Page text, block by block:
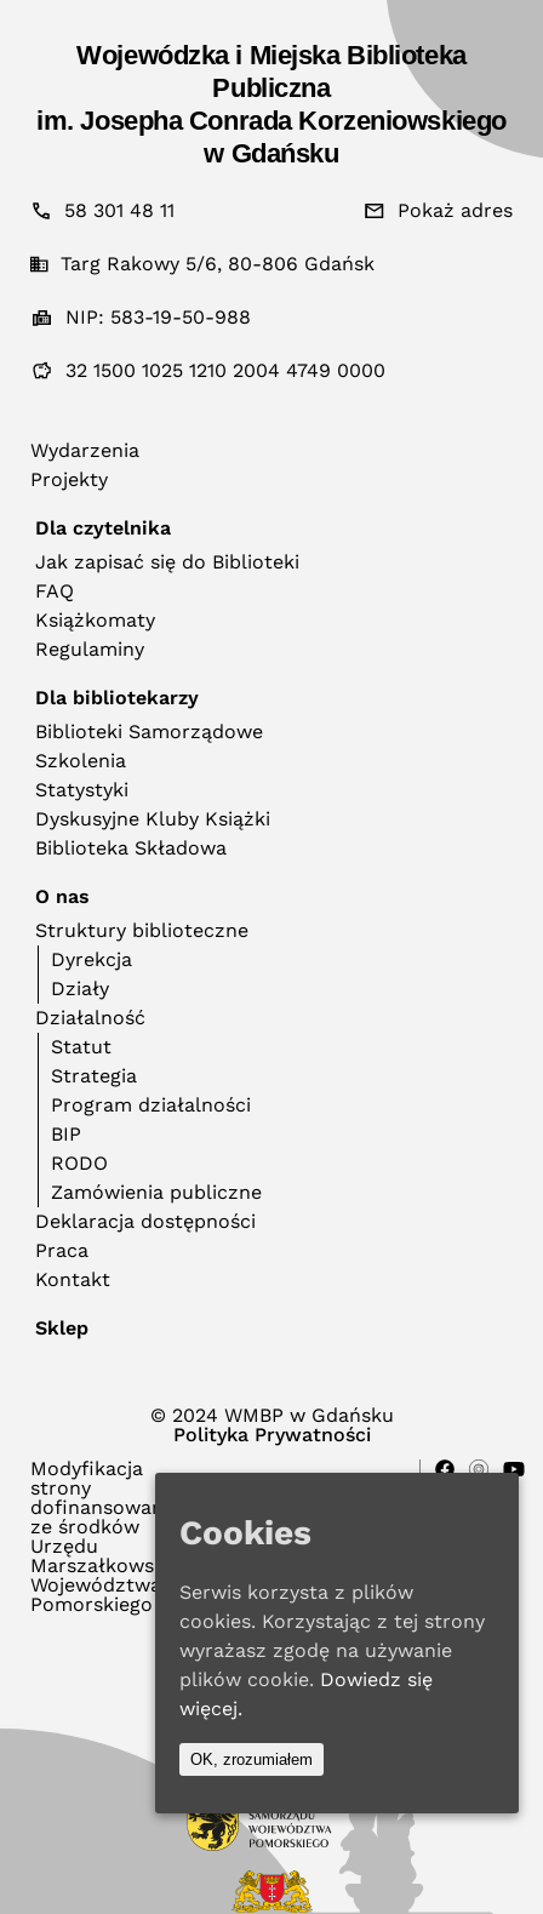
Wojewódzka i Miejska Biblioteka
Publiczna
im. Josepha Conrada Korzeniowskiego
w Gdańsku
58 301 48 11 Pokaż adres
Targ Rakowy 5/6, 80-806 Gdańsk
NIP: 583-19-50-988
32 1500 1025 1210 2004 4749 0000
Wydarzenia
Projekty
Dla czytelnika
Jak zapisać się do Biblioteki
FAQ
Książkomaty
Regulaminy
Dla bibliotekarzy
Biblioteki Samorządowe
Szkolenia
Statystyki
Dyskusyjne Kluby Książki
Biblioteka Składowa
O nas
Struktury biblioteczne
Dyrekcja
Działy
Działalność
Statut
Strategia
Program działalności
BIP
RODO
Zamówienia publiczne
Deklaracja dostępności
Praca
Kontakt
Sklep
© 2024 WMBP w Gdańsku
Polityka Prywatności
Modyfikacja
strony
dofinansowana
ze środków
Urzędu
Marszałkowskiego
Województwa
Pomorskiego
Cookies
Serwis korzysta z plików
cookies. Korzystając z tej strony
wyrażasz zgodę na używanie
plików cookie. Dowiedz się
więcej.
OK, zrozumiałem